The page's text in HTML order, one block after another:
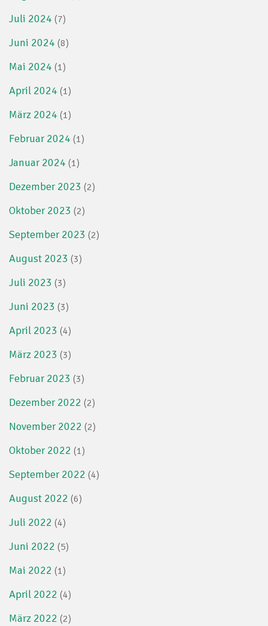
Juli 2024 (7)
Juni 2024 (8)
Mai 2024 (1)
April 2024 (1)
März 2024 (1)
Februar 2024 (1)
Januar 2024 (1)
Dezember 2023 (2)
Oktober 2023 (2)
September 2023 (2)
August 2023 (3)
Juli 2023 (3)
Juni 2023 (3)
April 2023 (4)
März 2023 (3)
Februar 2023 (3)
Dezember 2022 (2)
November 2022 (2)
Oktober 2022 (1)
September 2022 (4)
August 2022 (6)
Juli 2022 (4)
Juni 2022 (5)
Mai 2022 (1)
April 2022 (4)
März 2022 (2)